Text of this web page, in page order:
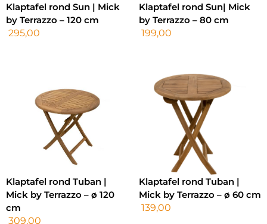
Klaptafel rond Sun | Mick
by Terrazzo – 120 cm
295,00
Klaptafel rond Sun| Mick
by Terrazzo – 80 cm
199,00
Klaptafel rond Tuban |
Mick by Terrazzo – ø 120
cm
309,00
Klaptafel rond Tuban |
Mick by Terrazzo – ø 60 cm
139,00